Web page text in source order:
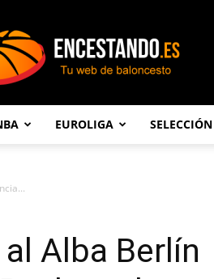
EUROLIGA SELECCIÓN
Alba Berlín